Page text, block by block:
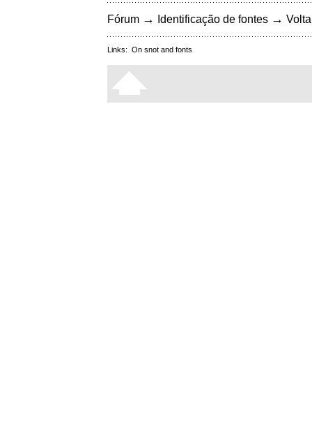
Fórum → Identificação de fontes →
Links: On snot and fonts